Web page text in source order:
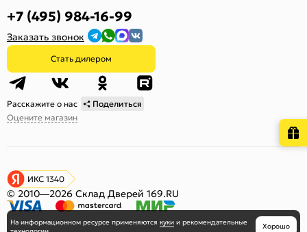
+7 (495) 984-16-99
Заказать звонок
Стать дилером
Расскажите о нас
Поделиться
Оцените магазин
ИКС 1340
© 2010—2026 Склад Дверей 169.RU
На информационном ресурсе применяются куки и рекомендательные
Хорошо